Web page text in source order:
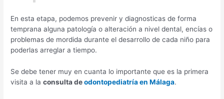
En esta etapa, podemos prevenir y diagnosticas de forma
temprana alguna patología o alteración a nivel dental, encías o
problemas de mordida durante el desarrollo de cada niño para
poderlas arreglar a tiempo.
Se debe tener muy en cuanta lo importante que es la primera
visita a laconsulta deodontopediatría en Málaga.